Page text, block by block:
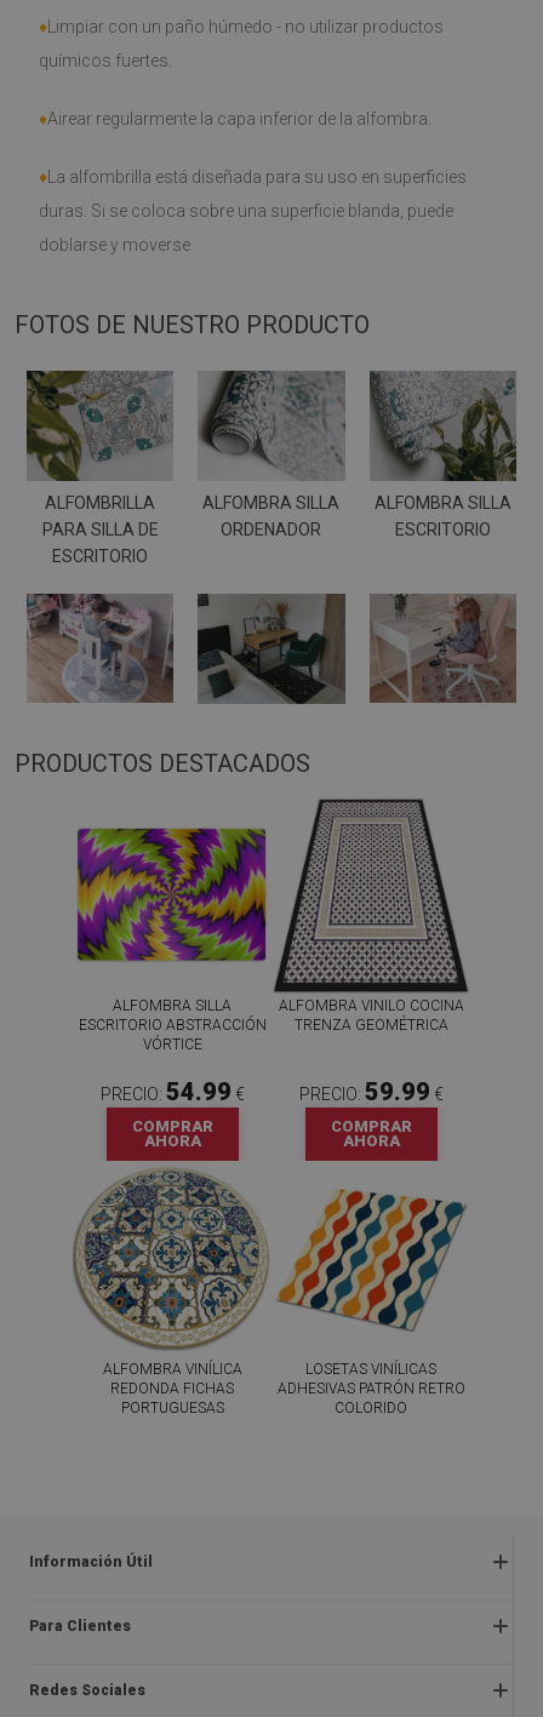
♦ Limpiar con un paño húmedo - no utilizar productos
químicos fuertes.
♦Airear regularmente la capa inferior de la alfombra.
♦ La alfombrilla está diseñada para su uso en superficies
duras. Si se coloca sobre una superficie blanda, puede
doblarse y moverse.
FOTOS DE NUESTRO PRODUCTO
ALFOMBRILLA
PARA SILLA DE
ESCRITORIO
ALFOMBRA SILLA
ORDENADOR
ALFOMBRA SILLA
ESCRITORIO
PRODUCTOS DESTACADOS
ALFOMBRA SILLA
ESCRITORIO ABSTRACCIÓN
VÓRTICE
PRECIO: 54.99 €
COMPRAR
AHORA
ALFOMBRA VINILO COCINA
TRENZA GEOMÉTRICA
PRECIO: 59.99 €
COMPRAR
AHORA
ALFOMBRA VINÍLICA
REDONDA FICHAS
PORTUGUESAS
LOSETAS VINÍLICAS
ADHESIVAS PATRÓN RETRO
COLORIDO
Información Útil
Preguntas frecuentes
Reglamentos de las ofertas
Para Clientes
Sobre nosotros
Redes Sociales